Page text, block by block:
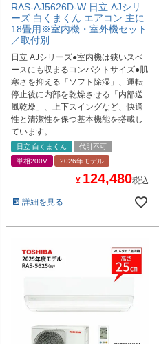
RAS-AJ5626D-W 日立 AJシリ
ーズ 白くまくん エアコン 主に
18畳用※室内機・室外機セット
／取付別
日立 AJシリーズ●室内機は狭いスペ
ースにも収まるコンパクトサイズ●肌
寒さを抑える「ソフト除湿」、運転
停止後に内部を乾燥させる「内部送
風乾燥」、上下スイングなど、快適
性と清潔性を保つ基本機能を搭載し
ています。
日立 白くまくん
代引不可
単相200V
2026年モデル
¥ 124,480税込
詳細を見る